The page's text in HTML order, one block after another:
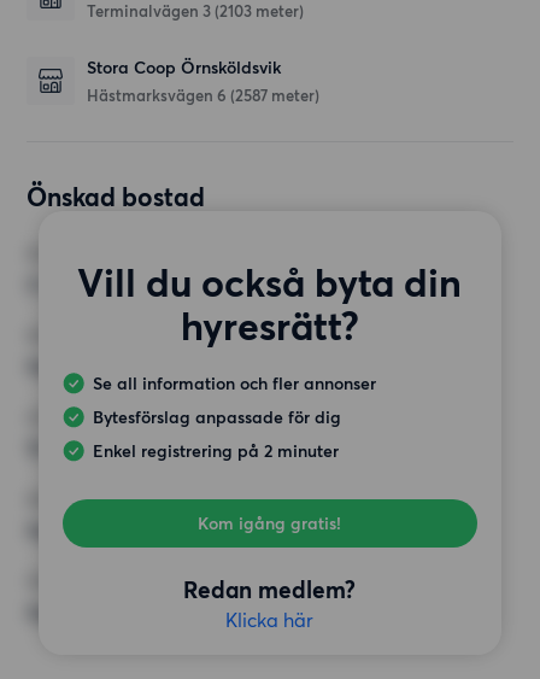
Terminalvägen 3 (2103 meter)
Stora Coop Örnsköldsvik
Hästmarksvägen 6 (2587 meter)
Önskad bostad
Vill du också byta din
hyresrätt?
Se all information och fler annonser
Bytesförslag anpassade för dig
Enkel registrering på 2 minuter
Kom igång gratis!
Redan medlem?
Klicka här
MINST ANTAL KVADRATMETER
HÖGSTA HYRA
12 500 kr
Inga speciella krav
ÖVRIGA PREFERENSER
Inga speciella preferenser